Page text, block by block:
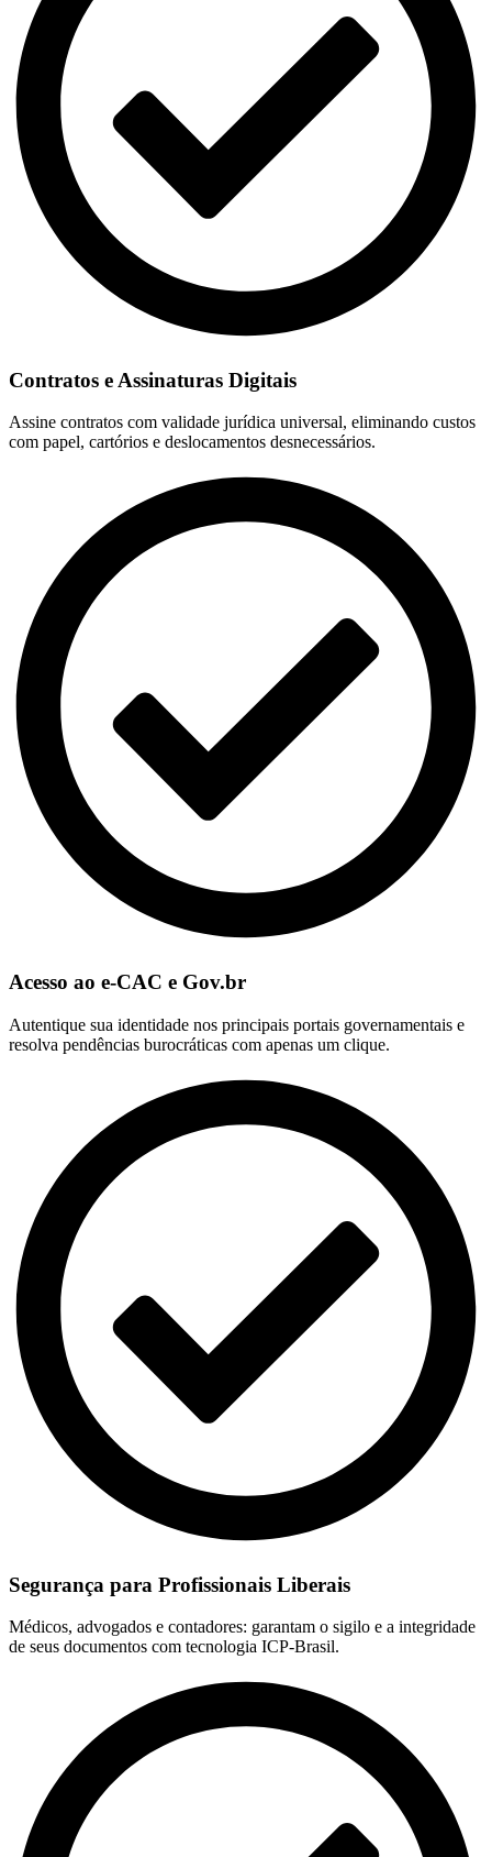
Contratos e Assinaturas Digitais
Assine contratos com validade jurídica universal, eliminando custos
com papel, cartórios e deslocamentos desnecessários.
Acesso ao e-CAC e Gov.br
Autentique sua identidade nos principais portais governamentais e
resolva pendências burocráticas com apenas um clique.
Segurança para Profissionais Liberais
Médicos, advogados e contadores: garantam o sigilo e a integridade
de seus documentos com tecnologia ICP-Brasil.